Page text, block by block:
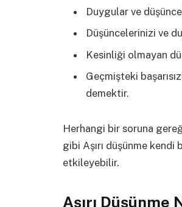
Duygular ve
Düşüncelerinizi ve
Kesinliği olmayan
Geçmişteki
demektir.
Herhangi bir soruna
gibi Aşırı düşünme kendi
etkileyebilir.
Aşırı Düşünme